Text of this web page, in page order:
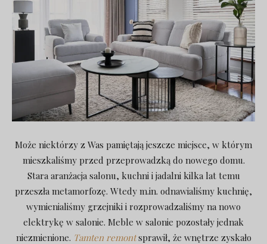
Może niektórzy z Was pamiętają jeszcze miejsce, w którym
mieszkaliśmy przed przeprowadzką do nowego domu.
Stara aranżacja salonu, kuchni i jadalni kilka lat temu
przeszła metamorfozę. Wtedy m.in. odnawialiśmy kuchnię,
wymienialiśmy grzejniki i rozprowadzaliśmy na nowo
elektrykę w salonie. Meble w salonie pozostały jednak
niezmienione. Tamten remontsprawił, że wnętrze zyskało